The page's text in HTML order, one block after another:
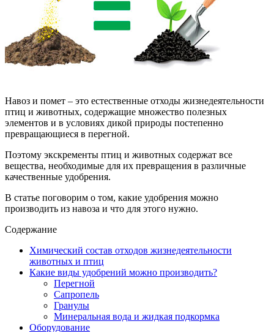
Навоз и помет – это естественные отходы жизнедеятельности
птиц и животных, содержащие множество полезных
элементов и в условиях дикой природы постепенно
превращающиеся в перегной.
Поэтому экскременты птиц и животных содержат все
вещества, необходимые для их превращения в различные
качественные удобрения.
В статье поговорим о том, какие удобрения можно
производить из навоза и что для этого нужно.
Содержание
Химический состав отходов жизнедеятельности
животных и птиц
Какие виды удобрений можно производить?
Перегной
Сапропель
Гранулы
Минеральная вода и жидкая подкормка
Оборудование